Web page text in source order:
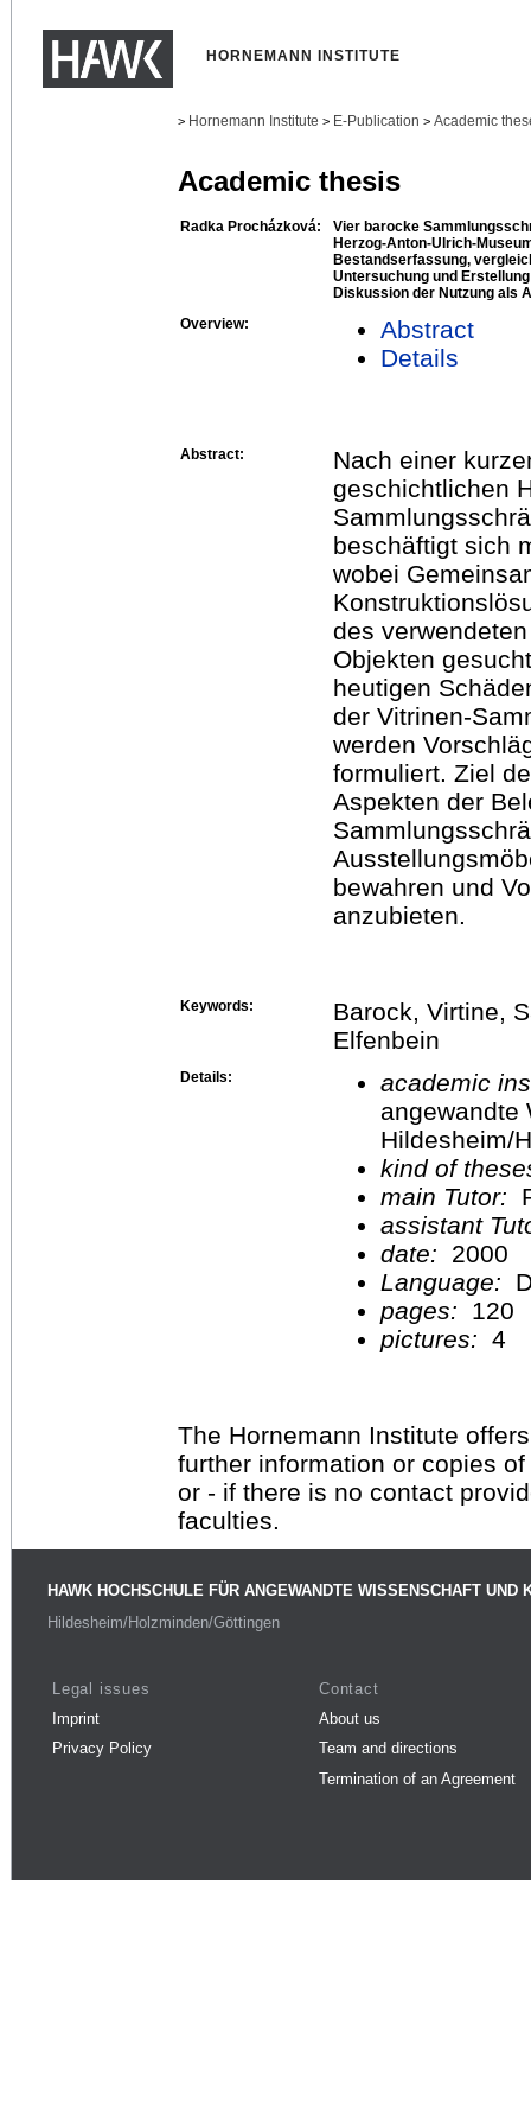
HORNEMANN INSTITUTE
> Hornemann Institute > E-Publication > Academic
Academic thesis
Radka Procházková:
Vier barocke
Herzog-Anton-Ulrich-
Bestandserfassung,
Untersuchung und
Diskussion der Nutzung als
Overview:
Abstract
Details
Abstract:
Nach einer
geschichtlichen
beschäftigt sich
wobei
des
Objekten
heutigen
der Vitrinen-
werden
formuliert. Ziel
Aspekten der
bewahren und
anzubieten.
Keywords:
Barock, Virtine,
Elfenbein
Details:
academic
angewandte
Hildesheim/
kind of
main Tutor:
assistant
date:
2000
Language:
pages:
120
pictures: 4
The Hornemann Institute
further information or copies
or - if there is no contact
faculties.
HAWK HOCHSCHULE FÜR ANGEWANDTE WISSENSCHAFT UND
Hildesheim/Holzminden/Göttingen
Legal issues
Imprint
Privacy Policy
Contact
About us
Team and directions
Termination of an Agreement